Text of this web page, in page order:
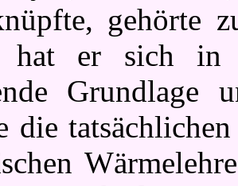
gehörte
hat er sich
Grundlage
die